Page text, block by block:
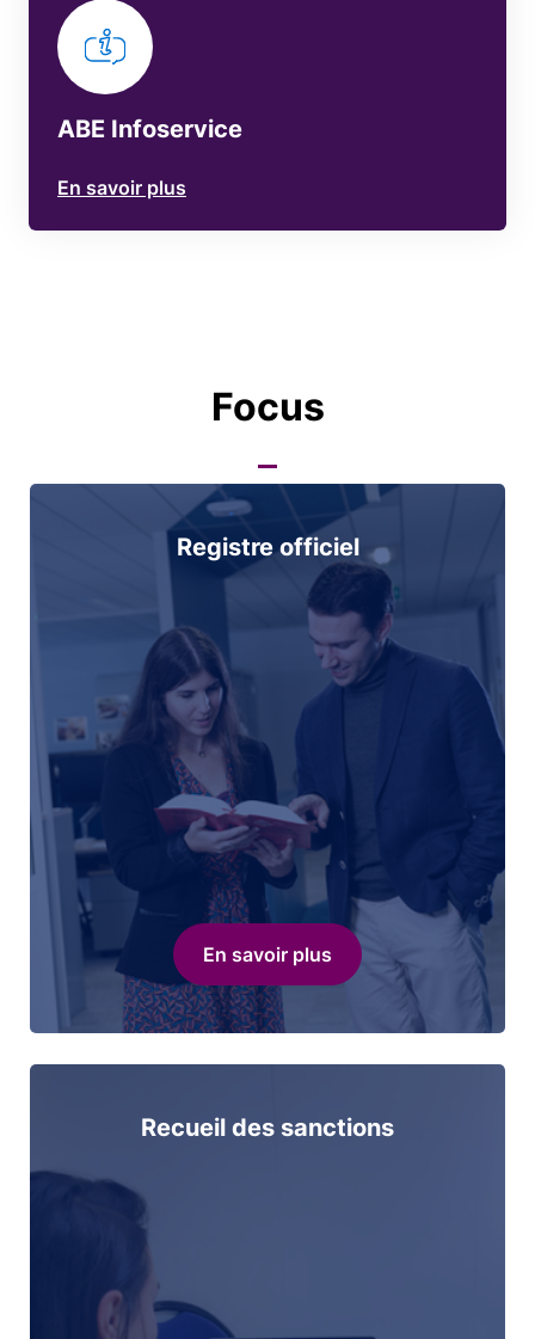
ABE Infoservice
En savoir plus
Focus
Registre officiel
En savoir plus
Recueil des sanctions